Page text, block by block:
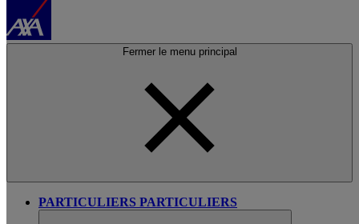
Fermer le menu principal
PARTICULIERS PARTICULIERS